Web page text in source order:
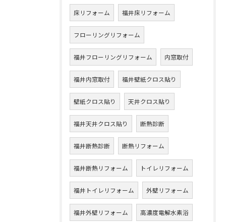
床リフォーム 福井床リフォーム
フローリングリフォーム
福井フローリングリフォーム 内窓取付
福井内窓取付 福井壁紙クロス貼り
壁紙クロス貼り 天井クロス貼り
福井天井クロス貼り 断熱診断
福井断熱診断 断熱リフォーム
福井断熱リフォーム トイレリフォーム
福井トイレリフォーム 外壁リフォーム
福井外壁リフォーム 高濃度電解水素浴